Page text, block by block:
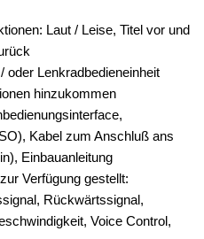
Laut / Leise, Titel vor und
oder Lenkradbedieneinheit
hinzukommen
Kabel zum Anschluß ans
Einbauanleitung
Verfügung gestellt:
Rückwärtssignal,
Voice Control,